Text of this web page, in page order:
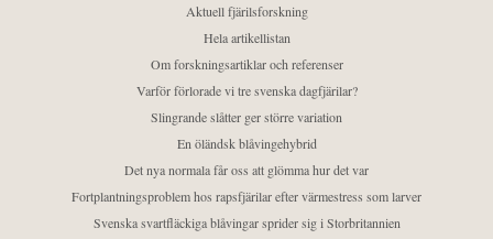
Aktuell fjärilsforskning
Hela artikellistan
Om forskningsartiklar och referenser
Varför förlorade vi tre svenska dagfjärilar?
Slingrande slåtter ger större variation
En öländsk blåvingehybrid
Det nya normala får oss att glömma hur det var
Fortplantningsproblem hos rapsfjärilar efter värmestress som larver
Svenska svartfläckiga blåvingar sprider sig i Storbritannien